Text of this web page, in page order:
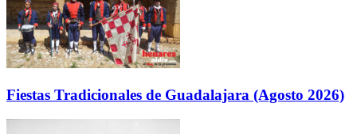
Fiestas Tradicionales de Guadalajara (Agosto 2026)